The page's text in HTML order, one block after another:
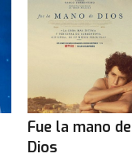
Fue la mano de
Dios